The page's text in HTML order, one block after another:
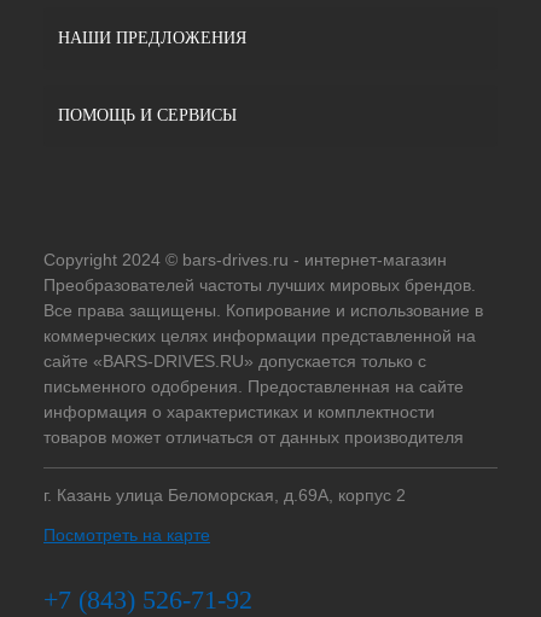
НАШИ ПРЕДЛОЖЕНИЯ
ПОМОЩЬ И СЕРВИСЫ
Copyright 2024 © bars-drives.ru - интернет-магазин
Преобразователей частоты лучших мировых брендов.
Все права защищены. Копирование и использование в
коммерческих целях информации представленной на
сайте «BARS-DRIVES.RU» допускается только с
письменного одобрения. Предоставленная на сайте
информация о характеристиках и комплектности
товаров может отличаться от данных производителя
г. Казань улица Беломорская, д.69А, корпус 2
Посмотреть на карте
+7 (843) 526-71-92